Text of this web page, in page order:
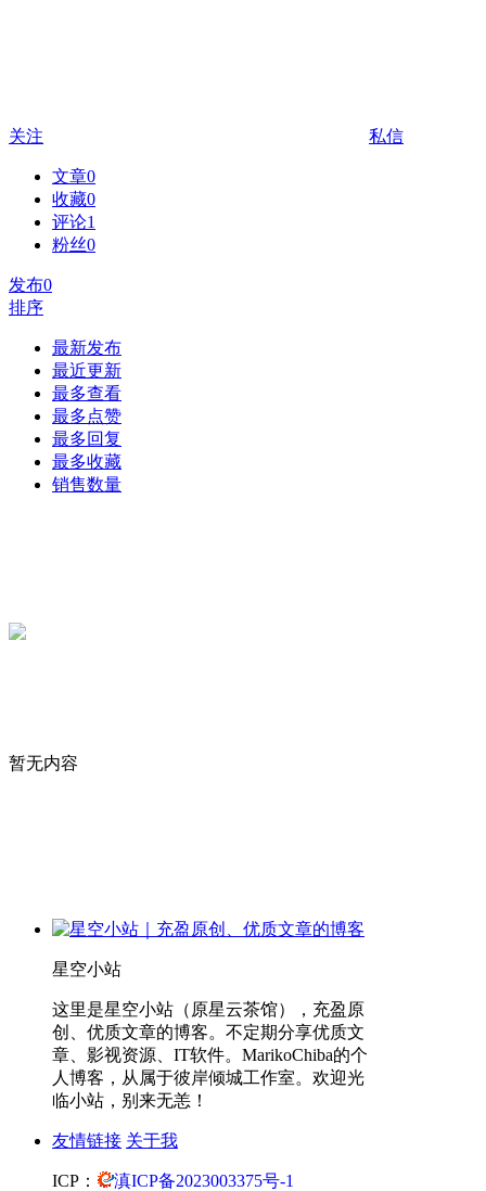
关注 私信
文章0
收藏0
评论1
粉丝0
发布0
排序
最新发布
最近更新
最多查看
最多点赞
最多回复
最多收藏
销售数量
暂无内容
星空小站
这里是星空小站（原星云茶馆），充盈原
创、优质文章的博客。不定期分享优质文
章、影视资源、IT软件。MarikoChiba的个
人博客，从属于彼岸倾城工作室。欢迎光
临小站，别来无恙！
友情链接 关于我
ICP：
滇ICP备2023003375号-1